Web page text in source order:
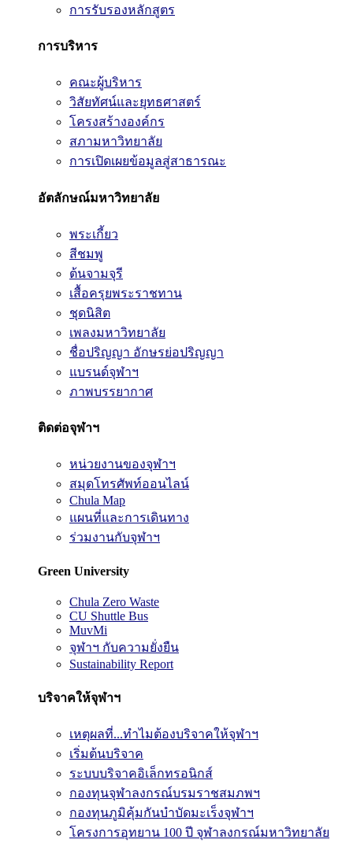
การรับรองหลักสูตร
การบริหาร
คณะผู้บริหาร
วิสัยทัศน์และยุทธศาสตร์
โครงสร้างองค์กร
สภามหาวิทยาลัย
การเปิดเผยข้อมูลสู่สาธารณะ
อัตลักษณ์มหาวิทยาลัย
พระเกี้ยว
สีชมพู
ต้นจามจุรี
เสื้อครุยพระราชทาน
ชุดนิสิต
เพลงมหาวิทยาลัย
ชื่อปริญญา อักษรย่อปริญญา
แบรนด์จุฬาฯ
ภาพบรรยากาศ
ติดต่อจุฬาฯ
หน่วยงานของจุฬาฯ
สมุดโทรศัพท์ออนไลน์
Chula Map
แผนที่และการเดินทาง
ร่วมงานกับจุฬาฯ
Green University
Chula Zero Waste
CU Shuttle Bus
MuvMi
จุฬาฯ กับความยั่งยืน
Sustainability Report
บริจาคให้จุฬาฯ
เหตุผลที่...ทำไมต้องบริจาคให้จุฬาฯ
เริ่มต้นบริจาค
ระบบบริจาคอิเล็กทรอนิกส์
กองทุนจุฬาลงกรณ์บรมราชสมภพฯ
กองทุนภูมิคุ้มกันบำบัดมะเร็งจุฬาฯ
โครงการอุทยาน 100 ปี จุฬาลงกรณ์มหาวิทยาลัย